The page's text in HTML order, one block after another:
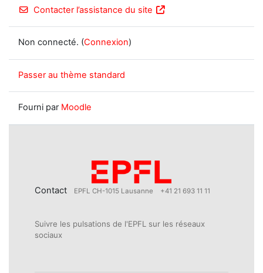
Contacter l’assistance du site
Non connecté. (Connexion)
Passer au thème standard
Fourni par Moodle
Contact EPFL CH-1015 Lausanne +41 21 693 11 11
Suivre les pulsations de l'EPFL sur les réseaux
sociaux